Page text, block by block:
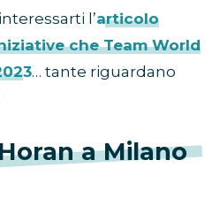
l’articolo
che Team World
… tante riguardano
a Milano